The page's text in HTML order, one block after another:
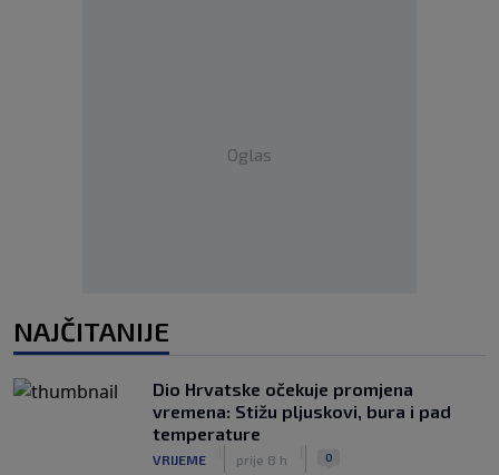
Oglas
NAJČITANIJE
Dio Hrvatske očekuje promjena
vremena: Stižu pljuskovi, bura i pad
temperature
VRIJEME prije 8 h 0